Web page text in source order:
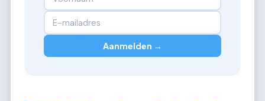
Aanmelden →